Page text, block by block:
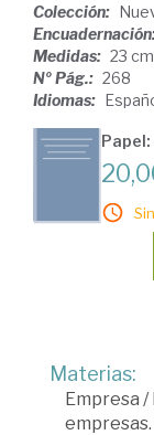
Colección:
Medidas: 23 cm
Nº Pág.: 268
Idiomas:
Materias:
Empresa /